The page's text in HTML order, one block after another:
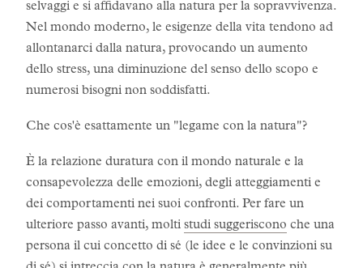
selvaggi e si affidavano alla natura per la sopravvivenza.
Nel mondo moderno, le esigenze della vita tendono ad
allontanarci dalla natura, provocando un aumento
dello stress, una diminuzione del senso dello scopo e
numerosi bisogni non soddisfatti.
Che cos'è esattamente un "legame con la natura"?
È la relazione duratura con il mondo naturale e la
consapevolezza delle emozioni, degli atteggiamenti e
dei comportamenti nei suoi confronti. Per fare un
ulteriore passo avanti, molti studi suggeriscono che una
persona il cui concetto di sé (le idee e le convinzioni su